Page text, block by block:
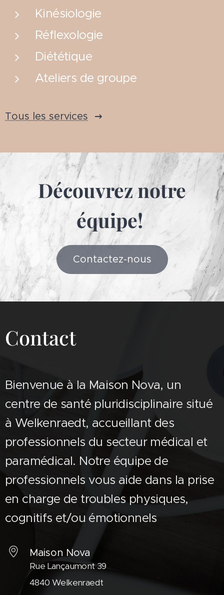
Kinésiologie
Réflexologie
Diététique
Ateliers de groupe
Tous les services
Découvrez notre
équipe!
Contactez-nous
Contact
Bienvenue à la Maison Nova, un
centre de santé pluridisciplinaire situé
à Welkenraedt, accueillant des
professionnels du secteur médical et
paramédical. Notre équipe de
professionnels vous aide dans la prise
en charge de troubles physiques,
cognitifs et/ou émotionnels
Maison Nova
Rue Lançaumont 39
4840 Welkenraedt